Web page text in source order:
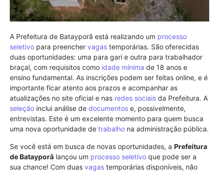
A Prefeitura de Batayporã está realizando um processo
seletivo para preencher vagas temporárias. São oferecidas
duas oportunidades: uma para gari e outra para trabalhador
braçal, com requisitos como idade mínima de 18 anos e
ensino fundamental. As inscrições podem ser feitas online, e é
importante ficar atento aos prazos e acompanhar as
atualizações no site oficial e nas redes sociais da Prefeitura. A
seleção inclui análise de documentos e, possivelmente,
entrevistas. Este é um excelente momento para quem busca
uma nova oportunidade de trabalho na administração pública.
Se você está em busca de novas oportunidades, a Prefeitura
de Batayporã lançou um processo seletivo que pode ser a
sua chance! Com duas vagas temporárias disponíveis, não